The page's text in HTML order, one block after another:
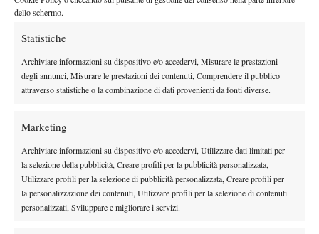
dello schermo.
Statistiche
Archiviare informazioni su dispositivo e/o accedervi, Misurare le prestazioni
degli annunci, Misurare le prestazioni dei contenuti, Comprendere il pubblico
attraverso statistiche o la combinazione di dati provenienti da fonti diverse.
Marketing
Archiviare informazioni su dispositivo e/o accedervi, Utilizzare dati limitati per
la selezione della pubblicità, Creare profili per la pubblicità personalizzata,
Utilizzare profili per la selezione di pubblicità personalizzata, Creare profili per
la personalizzazione dei contenuti, Utilizzare profili per la selezione di contenuti
personalizzati, Sviluppare e migliorare i servizi.
Con il passare del tempo il romano ha acquisito sempre più
senso, un passaggio cruciale è stato quello dell’esperienza in
Coppa Davis lo scorso novembre:“Le partite di Coppa Davis mi
hanno aiutato ad affrontare questi grandi stadi, la pressione
davanti a un pubblico così grande. Quando giochi con la maglia
l’esperienza di Bologna mi ha insegnato tanto
TAGGED:Primo Piano